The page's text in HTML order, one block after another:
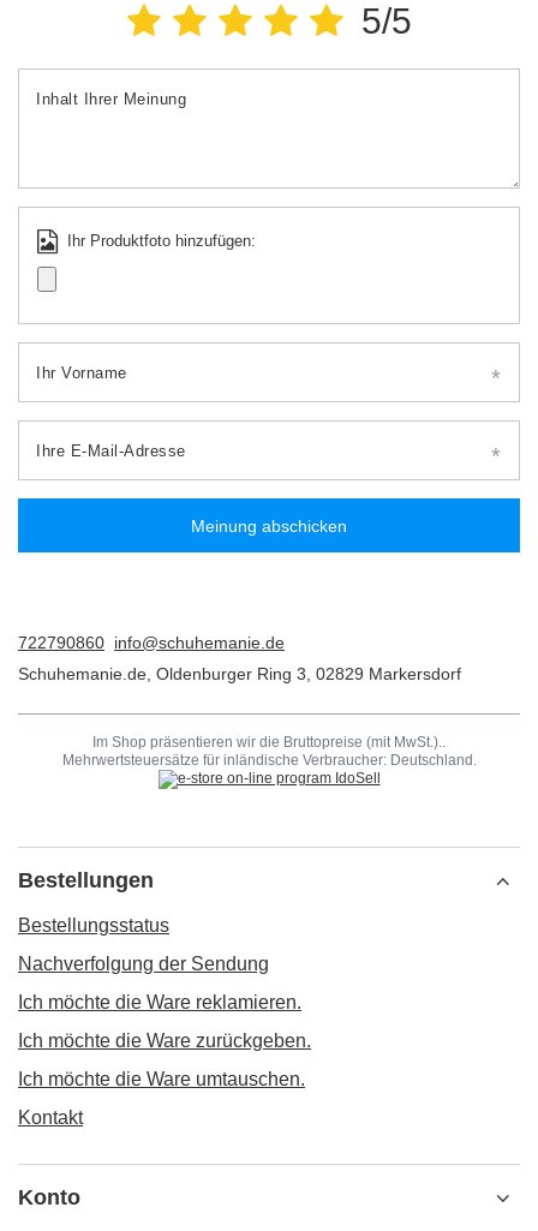
5/5
Inhalt Ihrer Meinung
Ihr Produktfoto hinzufügen:
Ihr Vorname
Ihre E-Mail-Adresse
Meinung abschicken
722790860 info@schuhemanie.de
Schuhemanie.de, Oldenburger Ring 3, 02829 Markersdorf
Im Shop präsentieren wir die Bruttopreise (mit MwSt.)..
Mehrwertsteuersätze für inländische Verbraucher: Deutschland .
Bestellungen
Bestellungsstatus
Nachverfolgung der Sendung
Ich möchte die Ware reklamieren.
Ich möchte die Ware zurückgeben.
Ich möchte die Ware umtauschen.
Kontakt
Konto